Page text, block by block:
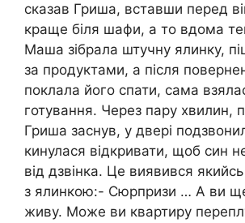
сказав Гриша, вставши перед
краще біля шафи, а то вдома
Маша зібрала штучну ялинку,
за продуктами, а після
поклала його спати, сама
готування. Через пару хвилин,
Гриша заснув, у двері
кинулася відкривати, щоб син
від дзвінка. Це виявився
з ялинкою:- Сюрпризи … А ви
живу. Може ви квартиру